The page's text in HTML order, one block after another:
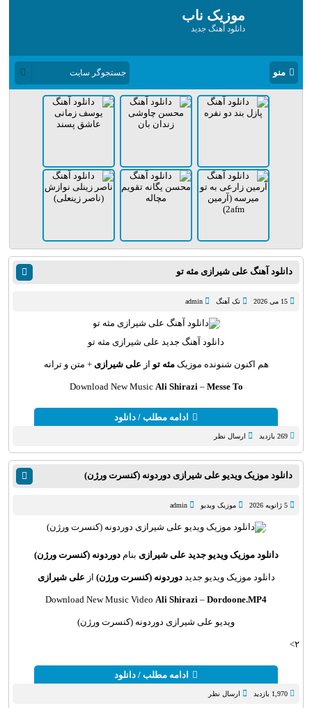
موزیک ناب
دانلود آهنگ جدید
منو
دانلود آهنگ علی شیرازی مثه تو
15 می 2026 تک آهنگ admin
دانلود آهنگ جدید علی شیرازی مثه تو
هم اکنون شنونده موزیک مثه تو از علی شیرازی + متن و ترانه
Download New Music Ali Shirazi– Messe To
ادامه مطلب / دانلود
269 بازدید ارسال نظر
دانلود موزیک ویدیو علی شیرازی دوردونه (کنسرت ورژن)
5 ژانویه 2026 موزیک ویدیو admin
دانلود موزیک ویدیو جدید علی شیرازی بنامدوردونه (کنسرت ورژن)
دانلود موزیک ویدیو جدید دوردونه (کنسرت ورژن) از علی شیرازی
Download New Music Video Ali Shirazi – Dordoone.MP4
ویدیو علی شیرازی دوردونه (کنسرت ورژن)
۲>
ادامه مطلب / دانلود
1,970 بازدید ارسال نظر